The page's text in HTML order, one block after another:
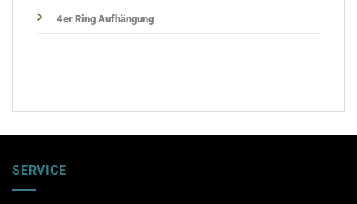
4er Ring Aufhängung
SERVICE